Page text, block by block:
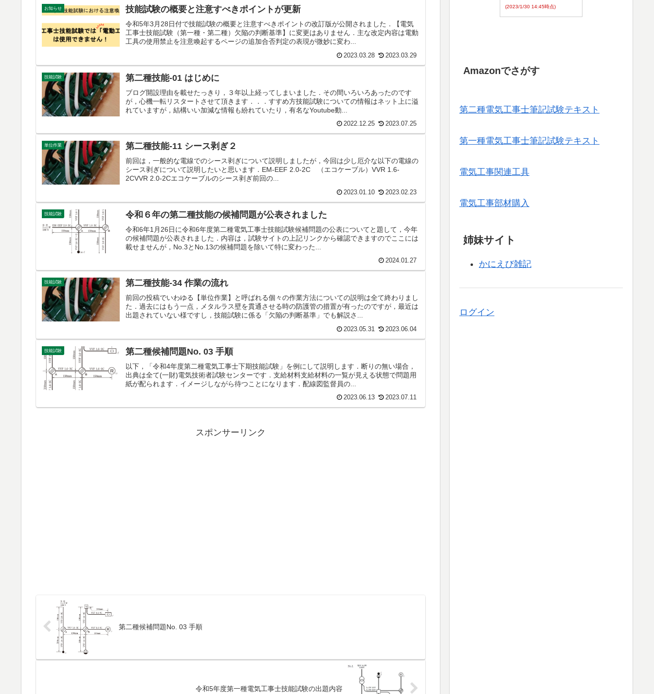
お知らせ 技能試験の概要と注意すべきポイントが更新
令和5年3月28日付で技能試験の概要と注意すべきポイントの改訂版が公開されました．【電気
工事士技能試験（第一種・第二種）欠陥の判断基準】に変更はありません．主な改定内容は電動
工具の使用禁止を注意喚起するページの追加合否判定の表現が微妙に変わ...
2023.03.28 2023.03.29
技能試験 第二種技能-01 はじめに
ブログ開設理由を載せたっきり，３年以上経ってしまいました．その間いろいろあったのです
が，心機一転リスタートさせて頂きます．．．すすめ方技能試験についての情報はネット上に溢
れていますが，結構いい加減な情報も紛れていたり，有名なYoutube動...
2022.12.25 2023.07.25
単位作業 第二種技能-11 シース剥ぎ２
前回は，一般的な電線でのシース剥ぎについて説明しましたが，今回は少し厄介な以下の電線の
シース剥ぎについて説明したいと思います．EM-EEF 2.0-2C （エコケーブル）VVR 1.6-
2CVVR 2.0-2Cエコケーブルのシース剥ぎ前回の...
2023.01.10 2023.02.23
技能試験 令和６年の第二種技能の候補問題が公表されました
令和6年1月26日に令和6年度第二種電気工事士技能試験候補問題の公表についてと題して，今年
の候補問題が公表されました．内容は，試験サイトの上記リンクから確認できますのでここには
載せませんが，No.3とNo.13の候補問題を除いて特に変わった...
2024.01.27
技能試験 第二種技能-34 作業の流れ
前回の投稿でいわゆる【単位作業】と呼ばれる個々の作業方法についての説明は全て終わりまし
た．過去にはもう一点，メタルラス壁を貫通させる時の防護管の措置が有ったのですが，最近は
出題されていない様ですし，技能試験に係る「欠陥の判断基準」でも解説さ...
2023.05.31 2023.06.04
技能試験 第二種候補問題No. 03 手順
以下，「令和4年度第二種電気工事士下期技能試験」を例にして説明します．断りの無い場合，
出典は全て(一財)電気技術者試験センターです．支給材料支給材料の一覧が見える状態で問題用
紙が配られます．イメージしながら待つことになります．配線図監督員の...
2023.06.13 2023.07.11
スポンサーリンク
第二種候補問題No. 03 手順
令和5年度第一種電気工事士技能試験の出題内容
(2023/1/30 14:45時点)
Amazonでさがす
第二種電気工事士筆記試験テキスト
第一種電気工事士筆記試験テキスト
電気工事関連工具
電気工事部材購入
姉妹サイト
かにえび雑記
ログイン